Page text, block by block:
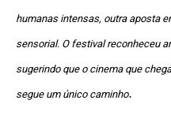
humanas intensas, outra aposta
sensorial. O festival reconheceu
sugerindo que o cinema que
segue um único caminho.